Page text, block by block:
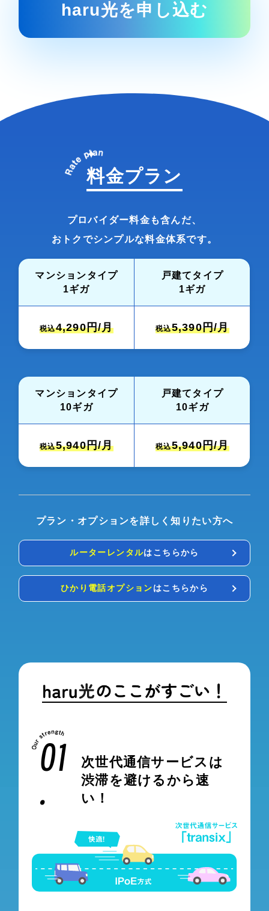
haru光を申し込む
料金プラン
プロバイダー料金も含んだ、
おトクでシンプルな料金体系です。
マンションタイプ
1ギガ
戸建てタイプ
1ギガ
税込4,290円/月 税込5,390円/月
マンションタイプ
10ギガ
戸建てタイプ
10ギガ
税込5,940円/月 税込5,940円/月
プラン・オプションを詳しく知りたい方へ
ルーターレンタルはこちらから
ひかり電話オプションはこちらから
01
.
次世代通信サービスは
渋滞を避けるから速
い！